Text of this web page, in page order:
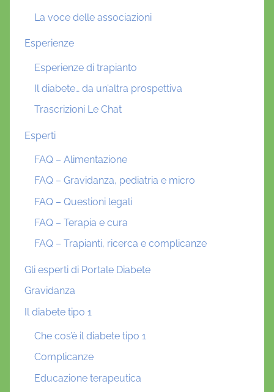
La voce delle associazioni
Esperienze
Esperienze di trapianto
Il diabete… da un’altra prospettiva
Trascrizioni Le Chat
Esperti
FAQ – Alimentazione
FAQ – Gravidanza, pediatria e micro
FAQ – Questioni legali
FAQ – Terapia e cura
FAQ – Trapianti, ricerca e complicanze
Gli esperti di Portale Diabete
Gravidanza
Il diabete tipo 1
Che cos’è il diabete tipo 1
Complicanze
Educazione terapeutica